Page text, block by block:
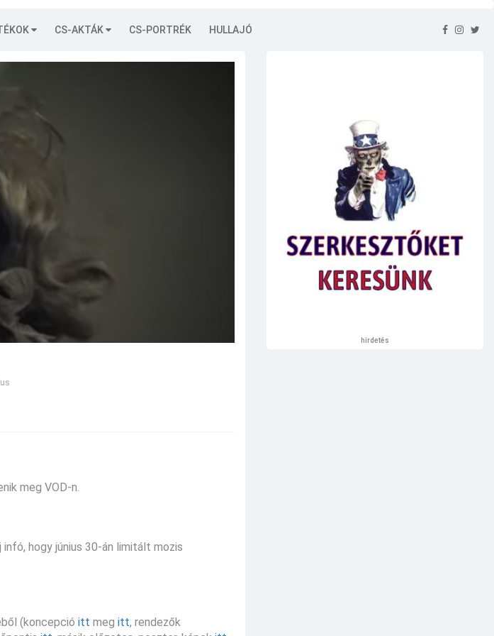
CS-AKTÁK CS-PORTRÉK HULLAJÓ
meg VOD-n.
infó, hogy június 30-án limitált mozis
(koncepció itt meg itt, rendezők
hirdetés